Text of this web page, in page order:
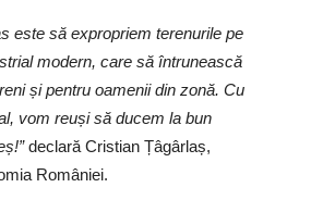
este să expropriem terenurile pe
modern, care să întrunească
și pentru oamenii din zonă. Cu
vom reuși să ducem la bun
declară Cristian Țâgârlaș,
României.